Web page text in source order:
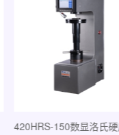
420HRS-150数显洛氏